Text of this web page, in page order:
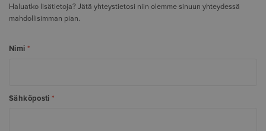
Haluatko lisätietoja? Jätä yhteystietosi niin olemme sinuun yhteydessä
mahdollisimman pian.
Nimi *
Sähköposti*